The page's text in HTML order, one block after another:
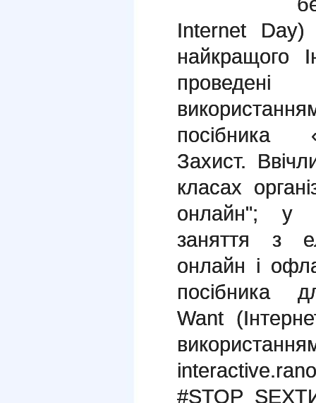
Internet
найкращого
посібника
Захист.
класах
онлайн"; у
заняття з
онлайн і
посібника
Want